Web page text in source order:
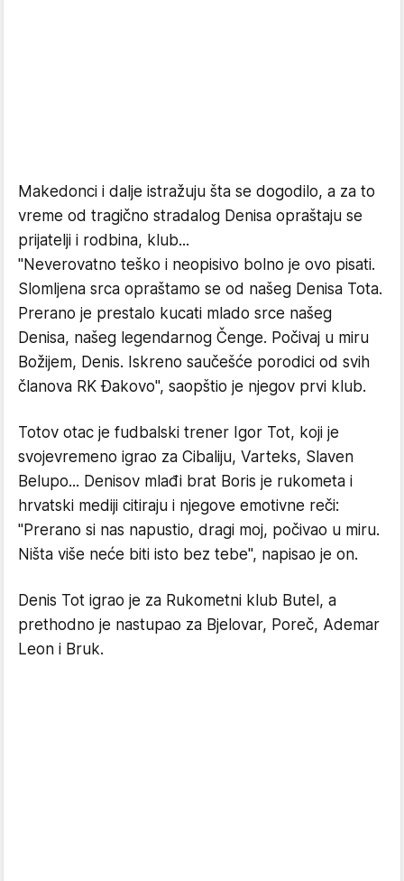
Makedonci i dalje istražuju šta se dogodilo, a za to
vreme od tragično stradalog Denisa opraštaju se
prijatelji i rodbina, klub...
"Neverovatno teško i neopisivo bolno je ovo pisati.
Slomljena srca opraštamo se od našeg Denisa Tota.
Prerano je prestalo kucati mlado srce našeg
Denisa, našeg legendarnog Čenge. Počivaj u miru
Božijem, Denis. Iskreno saučešće porodici od svih
članova RK Đakovo", saopštio je njegov prvi klub.
Totov otac je fudbalski trener Igor Tot, koji je
svojevremeno igrao za Cibaliju, Varteks, Slaven
Belupo... Denisov mlađi brat Boris je rukometa i
hrvatski mediji citiraju i njegove emotivne reči:
"Prerano si nas napustio, dragi moj, počivao u miru.
Ništa više neće biti isto bez tebe", napisao je on.
Denis Tot igrao je za Rukometni klub Butel, a
prethodno je nastupao za Bjelovar, Poreč, Ademar
Leon i Bruk.